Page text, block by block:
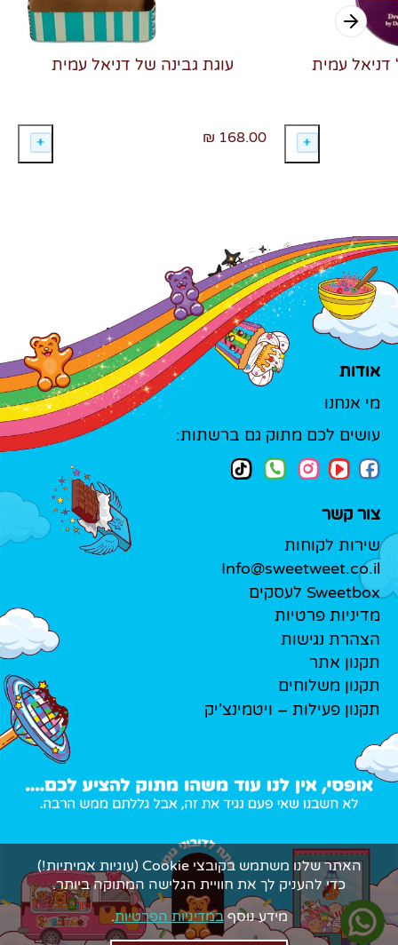
עוגת גבינה של דניאל עמית
168.00 ₪
דניאל עמית
אודות
מי אנחנו
עושים לכם מתוק גם ברשתות:
צור קשר
שירות לקוחות
Info@sweetweet.co.il
Sweetbox לעסקים
מדיניות פרטיות
הצהרת נגישות
תקנון אתר
תקנון משלוחים
תקנון פעילות – ויטמינצ'יק
האתר שלנו משתמש בקובצי Cookie (עוגיות אמיתיות!)
כדי להעניק לך את חוויית הגלישה המתוקה ביותר.
מידע נוסףבמדיניות הפרטיות.